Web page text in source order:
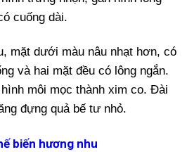
cuống dài.
mặt dưới màu nâu nhạt hơn, có
và hai mặt đều có lông ngắn.
môi mọc thành xim co. Đài
đựng quả bế tư nhỏ.
biến hương nhu